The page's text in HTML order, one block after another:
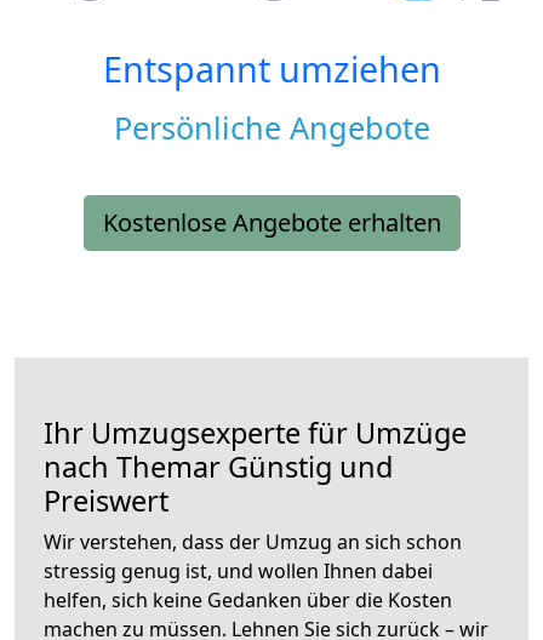
Entspannt umziehen
Persönliche Angebote
Kostenlose Angebote erhalten
Ihr Umzugsexperte für Umzüge
nach Themar Günstig und
Preiswert
Wir verstehen, dass der Umzug an sich schon
stressig genug ist, und wollen Ihnen dabei
helfen, sich keine Gedanken über die Kosten
machen zu müssen. Lehnen Sie sich zurück – wir